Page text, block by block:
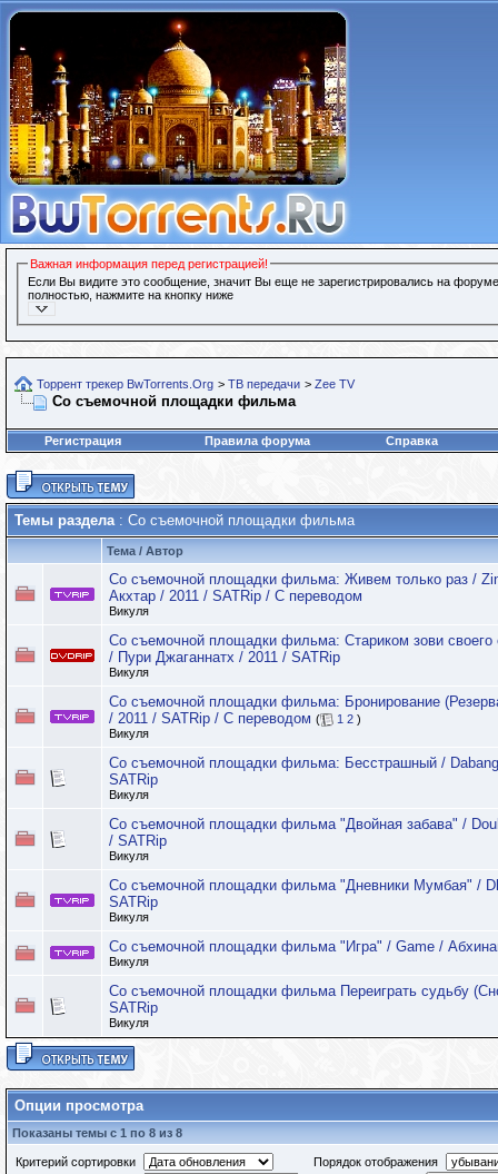
Важная информация перед регистрацией!
Если Вы видите это сообщение, значит Вы еще не зарегистрировались на
полностью, нажмите на кнопку ниже
Торрент трекер BwTorrents.Org > ТВ передачи > Zee TV
Со съемочной площадки фильма
Регистрация Правила форума Справка
Темы раздела: Со съемочной площадки фильма
Тема / Автор
Со съемочной площадки фильма: Живем только раз /
Акхтар / 2011 / SATRip / С переводом
Викуля
Со съемочной площадки фильма: Стариком зови своего
/ Пури Джаганнатх / 2011 / SATRip
Викуля
Со съемочной площадки фильма: Бронирование
/ 2011 / SATRip / С переводом ( 1 2 )
Викуля
Со съемочной площадки фильма: Бесстрашный /
SATRip
Викуля
Со съемочной площадки фильма "Двойная забава" /
/ SATRip
Викуля
Со съемочной площадки фильма "Дневники Мумбая" /
SATRip
Викуля
Со съемочной площадки фильма "Игра" / Game /
Викуля
Со съемочной площадки фильма Переиграть судьбу
SATRip
Викуля
Опции просмотра
Показаны темы с 1 по 8 из 8
Критерий сортировки
Порядок отображения